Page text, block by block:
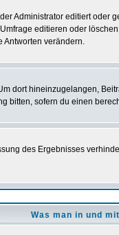
Administrator editiert
editieren oder
Antworten verändern.
dort hineinzugelangen,
bitten, sofern du einen
des Ergebnisses
Was man in und